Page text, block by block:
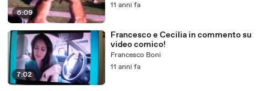
6:09
11 anni fa
7:02
Francesco e Cecilia in commento su
video comico!
Francesco Boni
11 anni fa